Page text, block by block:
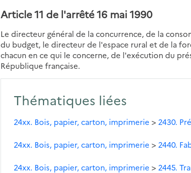
Article 11 de l'arrêté 16 mai 1990
Le directeur général de la concurrence, de la
du budget, le directeur de l'espace rural et de la
chacun en ce qui le concerne, de l'exécution du
République française.
Thématiques liées
24xx. Bois, papier, carton, imprimerie > 2430.
24xx. Bois, papier, carton, imprimerie > 2440.
24xx. Bois, papier, carton, imprimerie > 2445.